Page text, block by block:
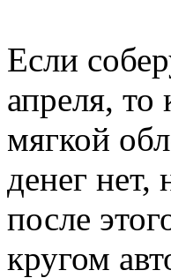
Если
апреля,
мягкой
денег
после
кругом